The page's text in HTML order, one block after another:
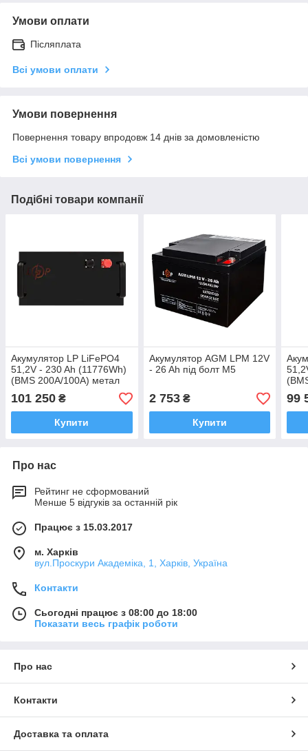
Умови оплати
Післяплата
Всі умови оплати
Умови повернення
Повернення товару впродовж 14 днів за домовленістю
Всі умови повернення
Подібні товари компанії
Акумулятор LP LiFePO4
51,2V - 230 Ah (11776Wh)
(BMS 200A/100А) метал
Smart BT
101 250 ₴
Купити
Акумулятор AGM LPM 12V
- 26 Ah під болт М5
2 753₴
Купити
99
Про нас
Рейтинг не сформований
Менше 5 відгуків за останній рік
Працює з 15.03.2017
м. Харків
вул.Проскури Академіка, 1, Харків, Україна
Контакти
Сьогодні працює з 08:00 до 18:00
Показати весь графік роботи
Про нас
Контакти
Доставка та оплата